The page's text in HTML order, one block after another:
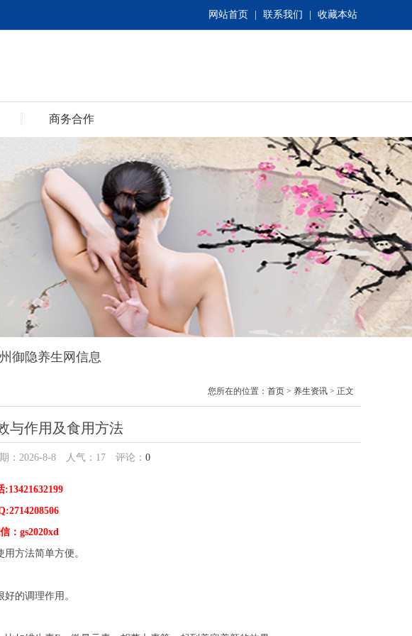
网站首页 联系我们 收藏本站
商务合作
御隐养生网信息
您所在的位置： 首页 > 养生资讯 > 正文
与作用及食用方法
2026-8-8 人气： 17 评论： 0
:13421632199
：gs2020xd
方法简单方便。
的调理作用。